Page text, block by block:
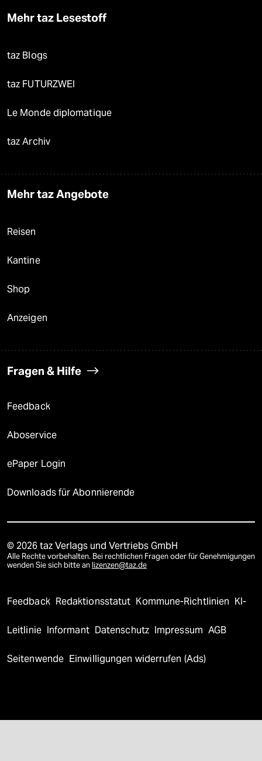
Mehr taz Lesestoff
taz Blogs
taz FUTURZWEI
Le Monde diplomatique
taz Archiv
Mehr taz Angebote
Reisen
Kantine
Shop
Anzeigen
Fragen & Hilfe
Feedback
Aboservice
ePaper Login
Downloads für Abonnierende
© 2026 taz Verlags und Vertriebs GmbH
Alle Rechte vorbehalten. Bei rechtlichen Fragen oder für Genehmigungen
wenden Sie sich bitte an lizenzen@taz.de
Feedback Redaktionsstatut Kommune-Richtlinien KI-
Leitlinie Informant Datenschutz Impressum AGB
Seitenwende Einwilligungen widerrufen (Ads)